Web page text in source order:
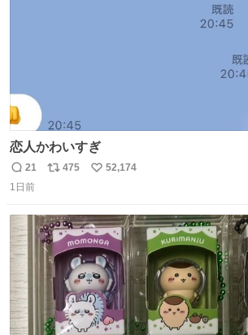
恋人かわいすぎ
返
信
21
リ
ト
数
475
い
数
52,174
1日前